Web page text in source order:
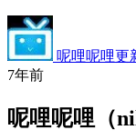
呢哩呢哩更
7年前
呢哩呢哩（